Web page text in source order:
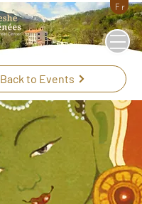
Fr
Back to Events